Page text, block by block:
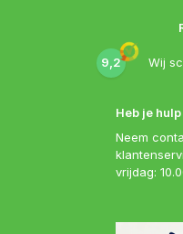
Heb je
Neem
vrijdag:
9,2 Wij